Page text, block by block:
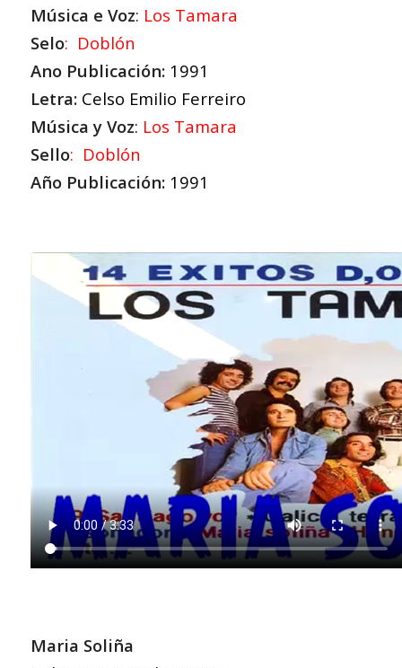
Música e Voz: Los Tamara
Selo: Doblón
Ano Publicación:1991
Letra: Celso Emilio Ferreiro
Música y Voz: Los Tamara
Sello: Doblón
Año Publicación:1991
Maria Soliña